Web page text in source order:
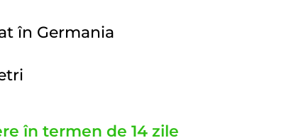
în Germania
în termen de 14 zile